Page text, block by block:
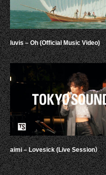
luvis – Oh (Official Music Video)
aimi – Lovesick (Live Session）